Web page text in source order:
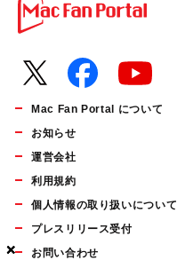
×
×
×
Mac Fan Portal について
お知らせ
運営会社
利用規約
個人情報の取り扱いについて
プレスリリース受付
お問い合わせ